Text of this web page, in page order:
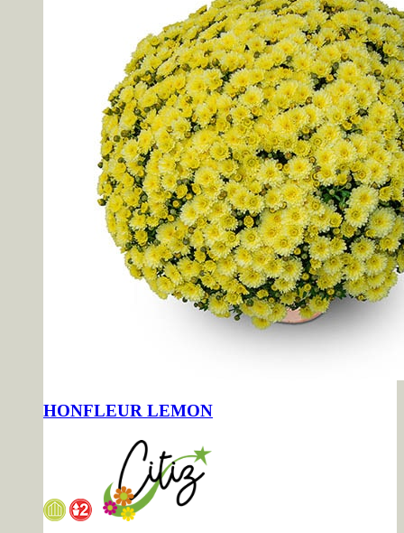
HONFLEUR LEMON